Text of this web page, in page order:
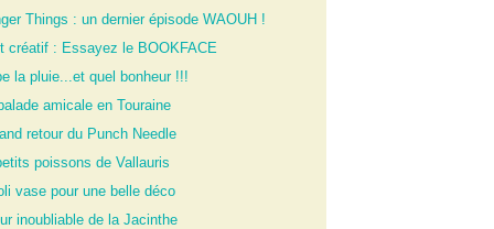
Things : un dernier épisode WAOUH !
créatif : Essayez le BOOKFACE
la pluie...et quel bonheur !!!
amicale en Touraine
retour du Punch Needle
poissons de Vallauris
vase pour une belle déco
inoubliable de la Jacinthe